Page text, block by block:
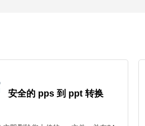
安全的 pps 到 ppt 转换